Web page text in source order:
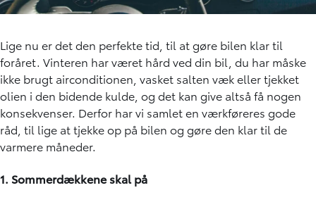
Lige nu er det den perfekte tid, til at gøre bilen klar til
foråret. Vinteren har været hård ved din bil, du har måske
ikke brugt airconditionen, vasket salten væk eller tjekket
olien i den bidende kulde, og det kan give altså få nogen
konsekvenser. Derfor har vi samlet en værkføreres gode
råd, til lige at tjekke op på bilen og gøre den klar til de
varmere måneder.
1. Sommerdækkene skal på